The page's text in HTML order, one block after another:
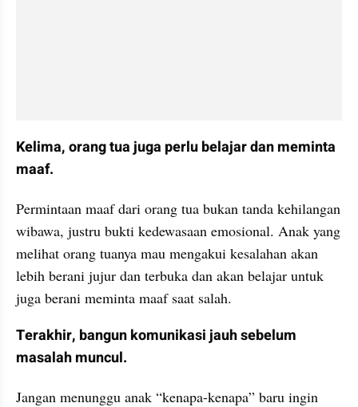
Kelima, orang tua juga perlu belajar dan meminta
maaf.
Permintaan maaf dari orang tua bukan tanda kehilangan
wibawa, justru bukti kedewasaan emosional. Anak yang
melihat orang tuanya mau mengakui kesalahan akan
lebih berani jujur dan terbuka dan akan belajar untuk
juga berani meminta maaf saat salah.
Terakhir, bangun komunikasi jauh sebelum
masalah muncul.
Jangan menunggu anak “kenapa-kenapa” baru ingin